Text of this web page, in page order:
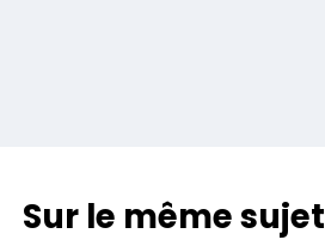
Sur le même sujet